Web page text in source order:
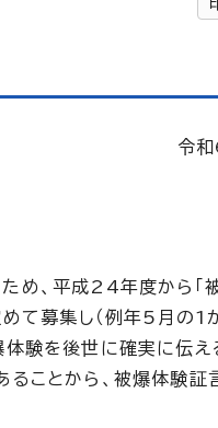
令
、平成24年度から「
て募集し（例年5月の1
験を後世に確実に伝え
ことから、被爆体験